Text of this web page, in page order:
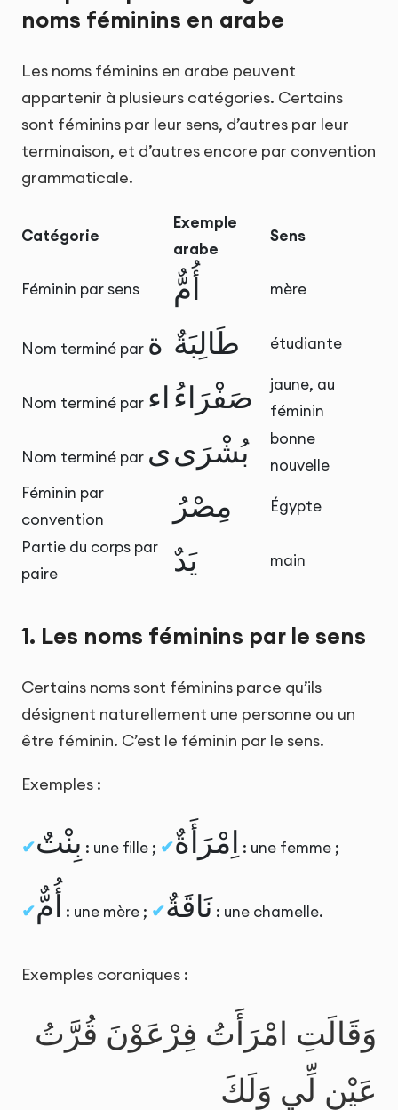
noms féminins en arabe
Les noms féminins en arabe peuvent
appartenir à plusieurs catégories. Certains
sont féminins par leur sens, d’autres par leur
terminaison, et d’autres encore par convention
grammaticale.
Catégorie
Exemple
arabe
Sens
Féminin par sens أُمٌّ mère
Nom terminé par ة طَالِبَةٌ étudiante
Nom terminé par اء صَفْرَاءُ
jaune, au
féminin
Nom terminé par ىبُشْرَى
bonne
nouvelle
Féminin par
convention
مِصْرُ Égypte
Partie du corps par
paire
يَدٌ main
1. Les noms féminins par le sens
Certains noms sont féminins parce qu’ils
désignent naturellement une personne ou un
être féminin. C’est le féminin par le sens.
Exemples :
بِنْتٌ : une fille ; اِمْرَأَةٌ : une femme ;
أُمٌّ : une mère ; نَاقَةٌ : une chamelle.
Exemples coraniques :
وَقَالَتِ امْرَأَتُ فِرْعَوْنَ قُرَّتُ
عَيْنٍ لِّي وَلَكَ